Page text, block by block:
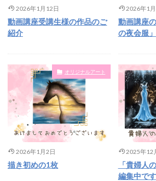
2026年1月12日
動画講座受講生様の作品のご
紹介
2026年1
動画講座
の夜会服」
オリジナルアート
2026年1月2日
描き初めの1枚
2025年12
「貴婦人
編集中です